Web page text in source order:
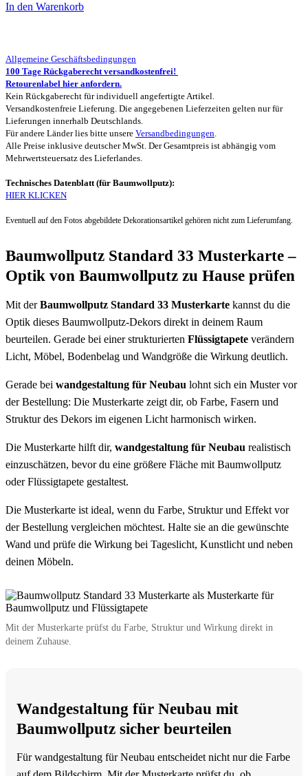
In den Warenkorb
Allgemeine Geschäftsbedingungen
100 Tage Rückgaberecht versandkostenfrei!
Retourenlabel hier anfordern.
Kein Rückgaberecht für individuell angefertigte Artikel.
Versandkostenfreie Lieferung. Die angegebenen Lieferzeiten gelten nur für
Lieferungen innerhalb Deutschlands.
Für andere Länder lies bitte unsere Versandbedingungen.
Alle Preise inklusive deutscher MwSt. Der Gesamtpreis ist abhängig vom
Mehrwertsteuersatz des Lieferlandes.
Technisches Datenblatt (für Baumwollputz):
HIER KLICKEN
Eventuell auf den Fotos abgebildete Dekorationsartikel gehören nicht zum Lieferumfang.
Baumwollputz Standard 33 Musterkarte –
Optik von Baumwollputz zu Hause prüfen
Mit derBaumwollputz Standard 33 Musterkarte kannst du die
Optik dieses Baumwollputz-Dekors direkt in deinem Raum
beurteilen. Gerade bei einer strukturierten Flüssigtapete verändern
Licht, Möbel, Bodenbelag und Wandgröße die Wirkung deutlich.
Gerade bei wandgestaltung für Neubau lohnt sich ein Muster vor
der Bestellung: Die Musterkarte zeigt dir, ob Farbe, Fasern und
Struktur des Dekors im eigenen Licht harmonisch wirken.
Die Musterkarte hilft dir, wandgestaltung für Neubau realistisch
einzuschätzen, bevor du eine größere Fläche mit Baumwollputz
oder Flüssigtapete gestaltest.
Die Musterkarte ist ideal, wenn du Farbe, Struktur und Effekt vor
der Bestellung vergleichen möchtest. Halte sie an die gewünschte
Wand und prüfe die Wirkung bei Tageslicht, Kunstlicht und neben
deinen Möbeln.
Mit der Musterkarte prüfst du Farbe, Struktur und Wirkung direkt in
deinem Zuhause.
Wandgestaltung für Neubau mit
Baumwollputz sicher beurteilen
Für wandgestaltung für Neubau entscheidet nicht nur die Farbe